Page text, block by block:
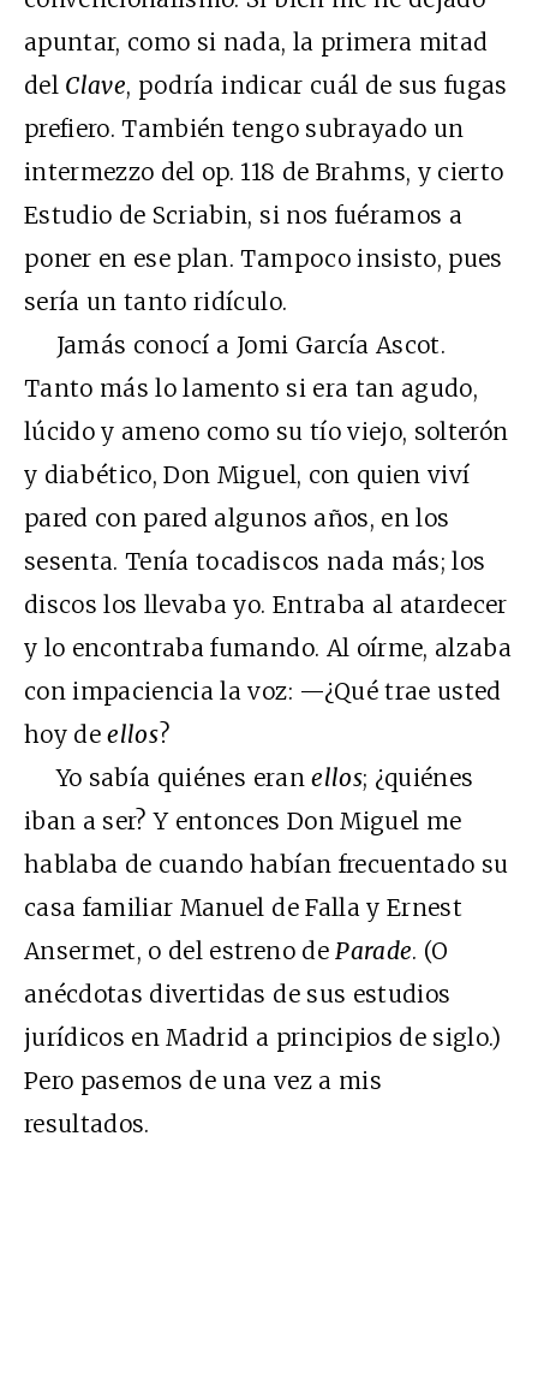
apuntar, como si nada, la primera mitad
del Clave, podría indicar cuál de sus fugas
prefiero. También tengo subrayado un
intermezzo del op. 118 de Brahms, y cierto
Estudio de Scriabin, si nos fuéramos a
poner en ese plan. Tampoco insisto, pues
sería un tanto ridículo.
Jamás conocí a Jomi García Ascot.
Tanto más lo lamento si era tan agudo,
lúcido y ameno como su tío viejo, solterón
y diabético, Don Miguel, con quien viví
pared con pared algunos años, en los
sesenta. Tenía tocadiscos nada más; los
discos los llevaba yo. Entraba al atardecer
y lo encontraba fumando. Al oírme, alzaba
con impaciencia la voz: —¿Qué trae usted
hoy deellos?
Yo sabía quiénes eranellos; ¿quiénes
iban a ser? Y entonces Don Miguel me
hablaba de cuando habían frecuentado su
casa familiar Manuel de Falla y Ernest
Ansermet, o del estreno deParade. (O
anécdotas divertidas de sus estudios
jurídicos en Madrid a principios de siglo.)
Pero pasemos de una vez a mis
resultados.